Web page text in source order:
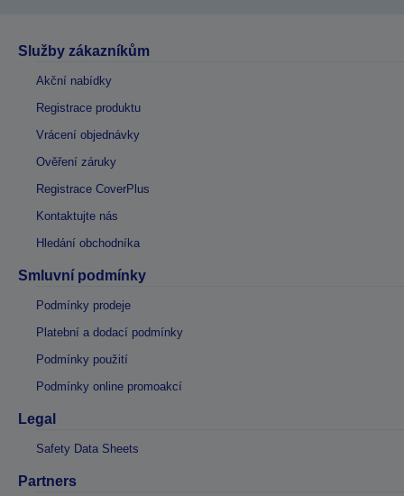
Služby zákazníkům
Akční nabídky
Registrace produktu
Vrácení objednávky
Ověření záruky
Registrace CoverPlus
Kontaktujte nás
Hledání obchodníka
Smluvní podmínky
Podmínky prodeje
Platební a dodací podmínky
Podmínky použití
Podmínky online promoakcí
Legal
Safety Data Sheets
Partners